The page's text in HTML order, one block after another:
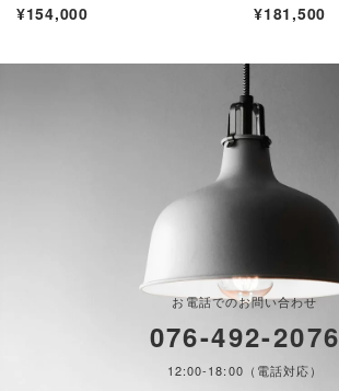
¥154,000 ¥181,500
お電話でのお問い合わせ
076-492-2076
12:00-18:00（電話対応）